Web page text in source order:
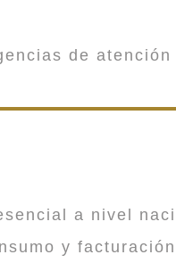
de
a nivel
y